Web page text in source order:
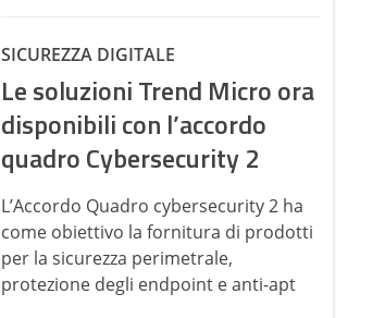
SICUREZZA DIGITALE
Le soluzioni Trend Micro ora
disponibili con l’accordo
quadro Cybersecurity 2
L’Accordo Quadro cybersecurity 2 ha
come obiettivo la fornitura di prodotti
per la sicurezza perimetrale,
protezione degli endpoint e anti-apt